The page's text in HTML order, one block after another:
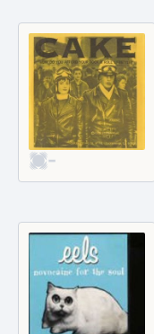
-